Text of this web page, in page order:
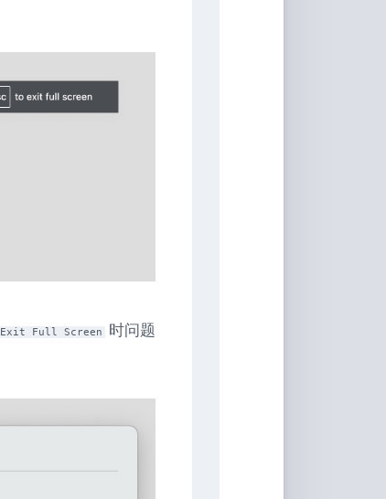
Exit Full Screen
时问题